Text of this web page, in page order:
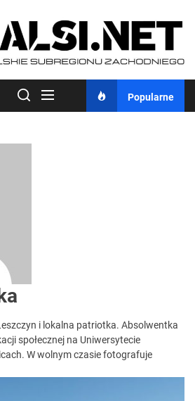
Popularne
i lokalna patriotka. Absolwentka
społecznej na Uniwersytecie
W wolnym czasie fotografuje